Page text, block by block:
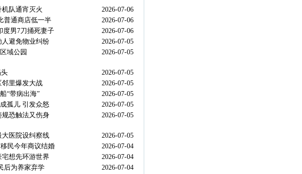
队通宵灭火
2026-07-06
普通商店低一半
2026-07-06
度男7刀捅死妻子
2026-07-06
避免物业纠纷
2026-07-05
域公园
2026-07-05
头
2026-07-05
邻里爆发大战
2026-07-05
“带病出海”
2026-07-05
孤儿 引发众怒
2026-07-05
恐触法又伤身
2026-07-05
医院设纠察线
2026-07-05
民今年商议结婚
2026-07-04
想先环游世界
2026-07-04
后为养家弃学
2026-07-04